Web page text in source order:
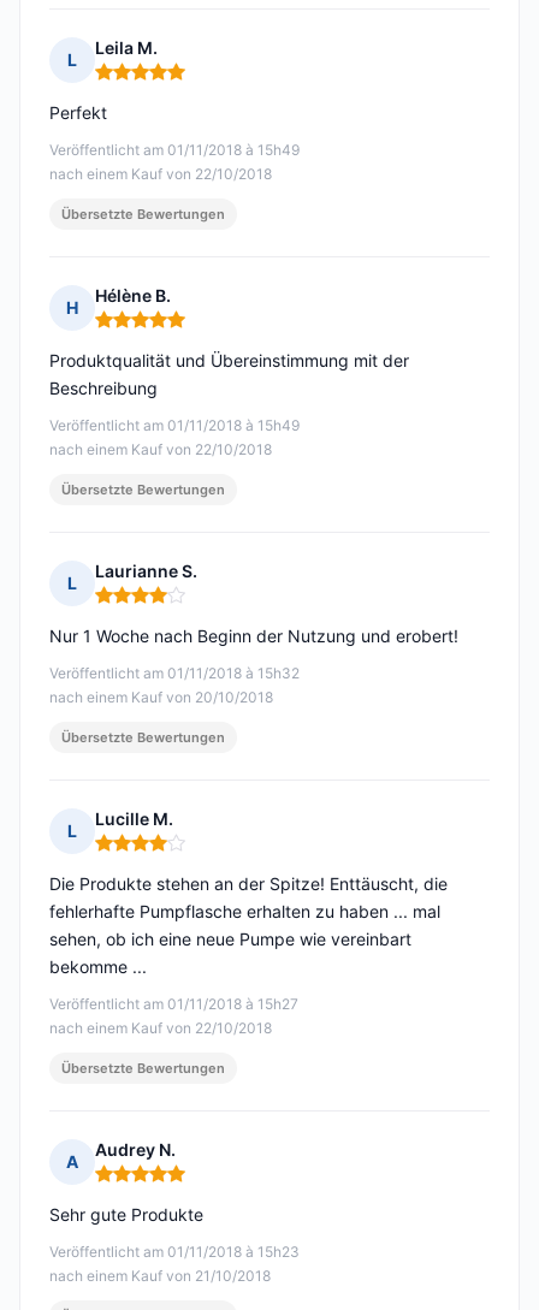
L
Leila M.
Hinweis: 5 von 5
Veröffentlicht am 01/11/2018 à 15h49
nach einem Kauf von 22/10/2018
Perfekt
Übersetzte Bewertungen
H
Hélène B.
Hinweis: 5 von 5
Veröffentlicht am 01/11/2018 à 15h49
nach einem Kauf von 22/10/2018
Produktqualität und Übereinstimmung mit der
Beschreibung
Übersetzte Bewertungen
L
Laurianne S.
Hinweis: 4 von 5
Veröffentlicht am 01/11/2018 à 15h32
nach einem Kauf von 20/10/2018
Nur 1 Woche nach Beginn der Nutzung und erobert!
Übersetzte Bewertungen
L
Lucille M.
Hinweis: 4 von 5
Veröffentlicht am 01/11/2018 à 15h27
nach einem Kauf von 22/10/2018
Die Produkte stehen an der Spitze! Enttäuscht, die
fehlerhafte Pumpflasche erhalten zu haben ... mal
sehen, ob ich eine neue Pumpe wie vereinbart
bekomme ...
Übersetzte Bewertungen
A
Audrey N.
Hinweis: 5 von 5
Veröffentlicht am 01/11/2018 à 15h23
nach einem Kauf von 21/10/2018
Sehr gute Produkte